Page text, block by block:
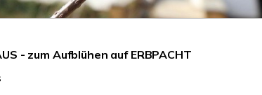
- zum Aufblühen auf ERBPACHT